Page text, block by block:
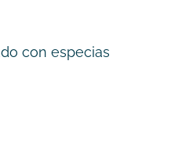
con especias